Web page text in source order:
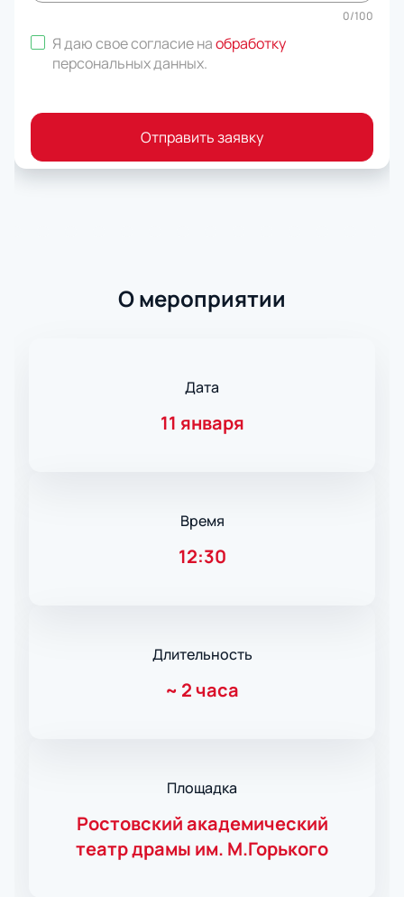
0/100
Я даю свое согласие наобработку
персональных данных.
Отправить заявку
О мероприятии
Дата
11 января
Время
12:30
Длительность
~ 2 часа
Площадка
Ростовский академический
театр драмы им. М.Горького